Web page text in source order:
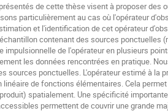
de cette thèse visent à proposer des
particulièrement au cas où l'opérateur
et l'identification de cet opérateur
contenant des sources ponctuelles
impulsionnelle de l'opérateur en plusieurs
les données rencontrées en pratique.
sources ponctuelles. L'opérateur estimé à la
linéaire de fonctions élémentaires. Cela
spatialement. Une spécificité
permettent de couvrir une grande